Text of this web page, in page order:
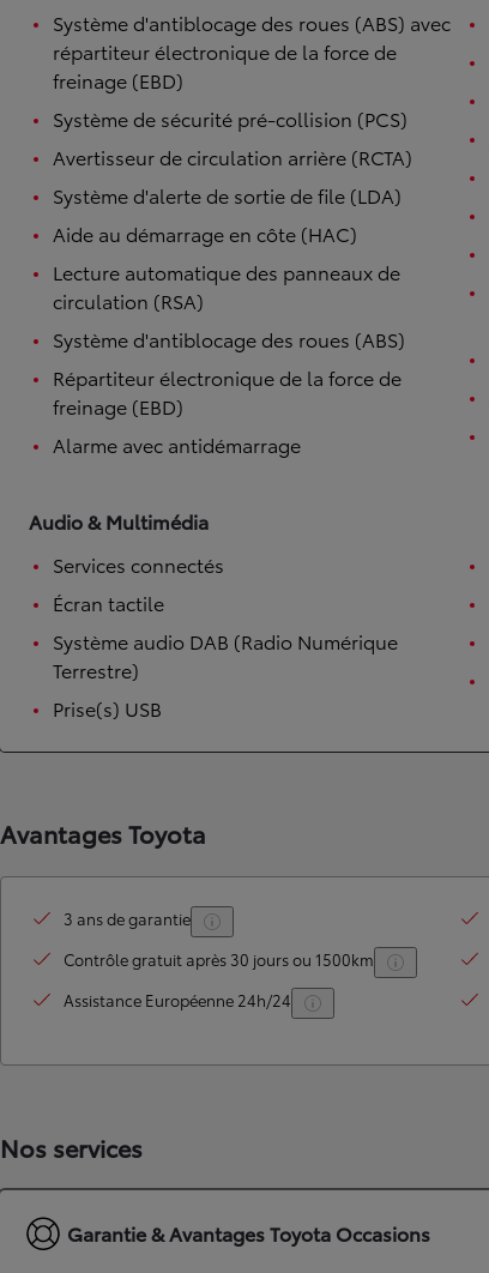
Disponible rapidement
Système d'antiblocage des roues (ABS) avec
répartiteur électronique de la force de
freinage (EBD)
Système de sécurité pré-collision (PCS)
Avertisseur de circulation arrière (RCTA)
Système d'alerte de sortie de file (LDA)
Aide au démarrage en côte (HAC)
Lecture automatique des panneaux de
circulation (RSA)
Système d'antiblocage des roues (ABS)
Répartiteur électronique de la force de
freinage (EBD)
Alarme avec antidémarrage
Audio & Multimédia
Services connectés
Écran tactile
Système audio DAB (Radio Numérique
Terrestre)
Prise(s) USB
Avantages Toyota
3 ans de garantie
Contrôle gratuit après 30 jours ou 1500km
Assistance Européenne 24h/24
Nos services
Garantie & Avantages Toyota Occasions